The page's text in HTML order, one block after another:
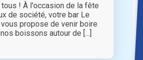
tous ! À l'occasion de la fête
de société, votre bar Le
propose de venir boire
boissons autour de [...]